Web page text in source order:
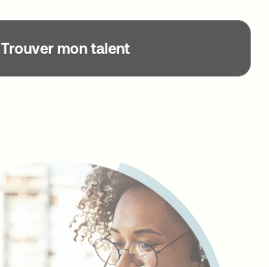
Trouver mon talent